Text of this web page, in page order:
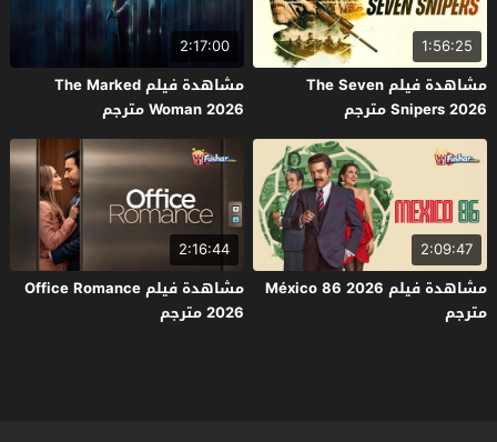
1:56:25
مشاهدة فيلم The Seven
Snipers 2026 مترجم
2:17:00
مشاهدة فيلم The Marked
Woman 2026 مترجم
2:09:47
مشاهدة فيلم México 86 2026
مترجم
2:16:44
مشاهدة فيلم Office Romance
2026 مترجم